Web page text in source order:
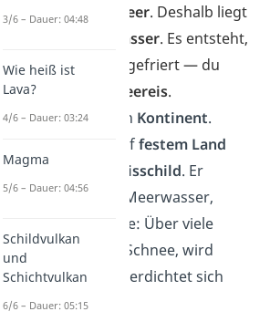
Die
Arktis ist ein Meer. Deshalb liegt
Wasser. Es entsteht,
wenn Meerwasser gefriert — du
sagst dazu auch
Meereis.
DieAntarktis ist ein Kontinent.
Deshalb liegt Eis auffestem Land
und du nennst es
Eisschild. Er
entsteht nicht aus Meerwasser,
sondern aus Schnee: Über viele
tausend Jahre fällt Schnee, wird
immer dicker und verdichtet sich
dann zu Eis.
3/6 – Dauer: 04:48
Wie heiß ist
Lava?
4/6 – Dauer: 03:24
Magma
5/6 – Dauer: 04:56
Schildvulkan
und
Schichtvulkan
6/6 – Dauer: 05:15